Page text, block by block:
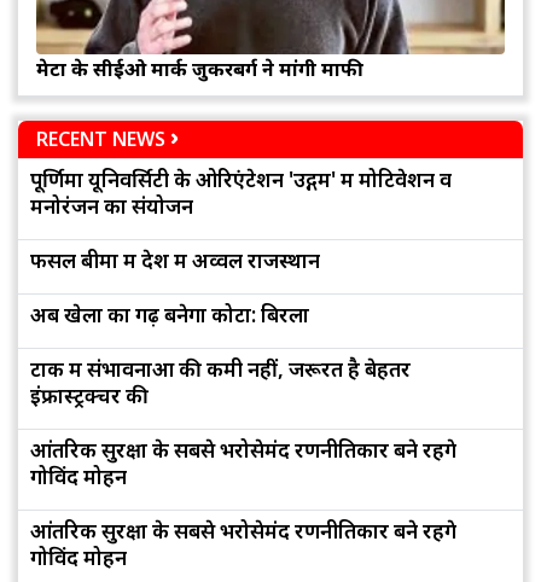
मेटा के सीईओ मार्क जुकरबर्ग ने मांगी माफी
RECENT NEWS
पूर्णिमा यूनिवर्सिटी के ओरिएंटेशन 'उद्गम' में मोटिवेशन व
मनोरंजन का संयोजन
फसल बीमा में देश में अव्वल राजस्थान
अब खेलों का गढ़ बनेगा कोटा: बिरला
टोंक में संभावनाओं की कमी नहीं, जरूरत है बेहतर
इंफ्रास्ट्रक्चर की
आंतरिक सुरक्षा के सबसे भरोसेमंद रणनीतिकार बने रहेंगे
गोविंद मोहन
आंतरिक सुरक्षा के सबसे भरोसेमंद रणनीतिकार बने रहेंगे
गोविंद मोहन